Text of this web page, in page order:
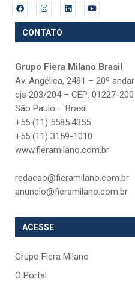
CONTATO
Grupo Fiera Milano Brasil
Av. Angélica, 2491 – 20º andar
cjs 203/204 – CEP: 01227-200
São Paulo – Brasil
+55 (11) 5585.4355
+55 (11) 3159-1010
www.fieramilano.com.br
redacao@fieramilano.com.br
anuncio@fieramilano.com.br
ACESSE
Grupo Fiera Milano
O Portal